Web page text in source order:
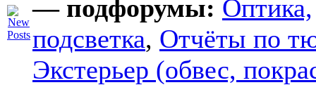
— подфорумы: Оптика,
подсветка, Отчёты по
Экстерьер (обвес,